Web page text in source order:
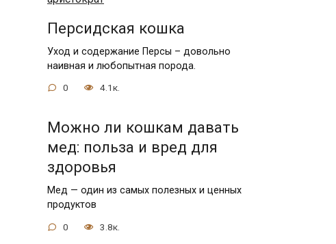
Персидская кошка
Уход и содержание Персы – довольно
наивная и любопытная порода.
0 4.1к.
Можно ли кошкам давать
мед: польза и вред для
здоровья
Мед — один из самых полезных и ценных
продуктов
0 3.8к.